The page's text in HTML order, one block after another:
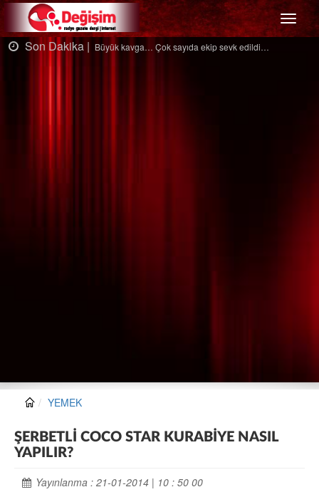
Menü
Son Dakika |Ağaçtan düştü…
YEMEK
ŞERBETLİ COCO STAR KURABİYE NASIL
YAPILIR?
Yayınlanma : 21-01-2014 | 10 : 50 00